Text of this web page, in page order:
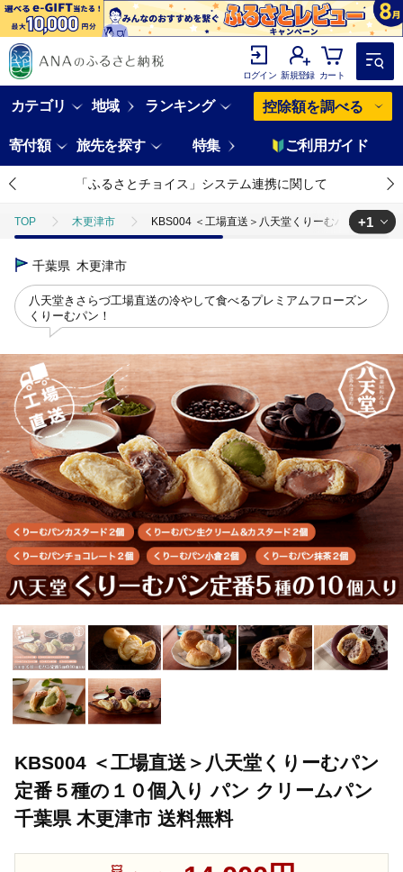
ログイン 新規登録 カート
カテゴリ 地域 ランキング 控除額を調べる
寄付額 旅先を探す 特集 ご利用ガイド
「ふるさとチョイス」システム連携に関して
TOP 木更津市
KBS004 ＜工場直送＞八天堂くりーむパン定番５
+1
八天堂きさらづ工場直送の冷やして食べるプレミアムフローズン
くりーむパン！
千葉県 木更津市
KBS004 ＜工場直送＞八天堂くりーむパン
定番５種の１０個入り パン クリームパン
千葉県 木更津市 送料無料